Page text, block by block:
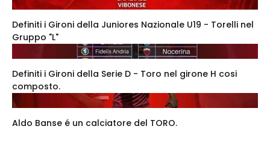
Definiti i Gironi della Juniores Nazionale U19 - Torelli nel
Gruppo "L"
Definiti i Gironi della Serie D - Toro nel girone H cosi
composto.
Aldo Banse é un calciatore del TORO.